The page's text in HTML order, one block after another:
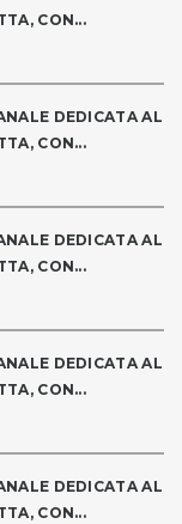
CON...
DEDICATA AL
CON...
DEDICATA AL
CON...
DEDICATA AL
CON...
DEDICATA AL
CON...